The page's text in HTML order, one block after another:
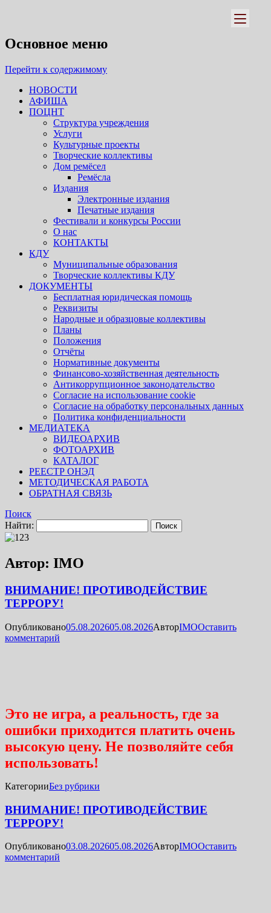
Псковский областной центр
народного творчества
Основное меню
Перейти к содержимому
НОВОСТИ
АФИША
ПОЦНТ
Структура учреждения
Услуги
Культурные проекты
Творческие коллективы
Дом ремёсел
Ремёсла
Издания
Электронные издания
Печатные издания
Фестивали и конкурсы России
О нас
КОНТАКТЫ
КДУ
Муниципальные образования
Творческие коллективы КДУ
ДОКУМЕНТЫ
Бесплатная юридическая помощь
Реквизиты
Народные и образцовые коллективы
Планы
Положения
Отчёты
Нормативные документы
Финансово-хозяйственная деятельность
Антикоррупционное законодательство
Согласие на использование cookie
Согласие на обработку персональных данных
Политика конфиденциальности
МЕДИАТЕКА
ВИДЕОАРХИВ
ФОТОАРХИВ
КАТАЛОГ
РЕЕСТР ОНЭД
МЕТОДИЧЕСКАЯ РАБОТА
ОБРАТНАЯ СВЯЗЬ
Поиск
Найти:
Автор: IMO
ВНИМАНИЕ! ПРОТИВОДЕЙСТВИЕ
ТЕРРОРУ!
Опубликовано05.08.202605.08.2026АвторIMOОставить
комментарий
Это не игра, а реальность, где за
ошибки приходится платить очень
высокую цену. Не позволяйте себя
использовать!
КатегорииБез рубрики
ВНИМАНИЕ! ПРОТИВОДЕЙСТВИЕ
ТЕРРОРУ!
Опубликовано03.08.202605.08.2026АвторIMOОставить
комментарий